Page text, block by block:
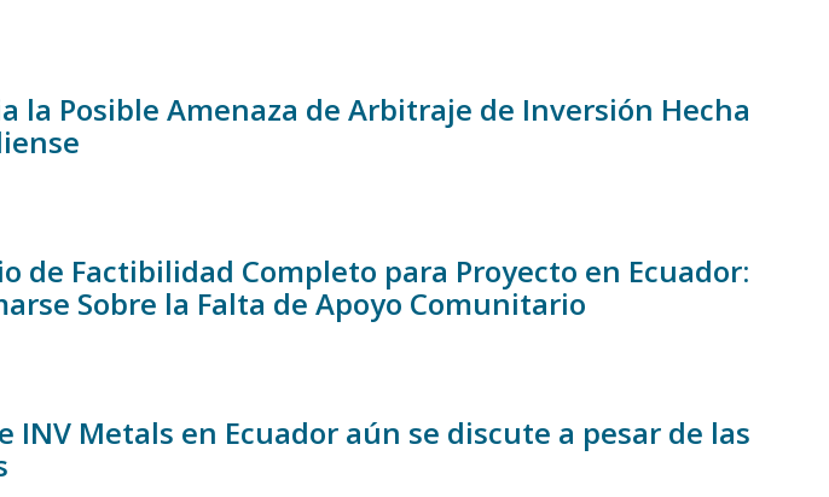
la Posible Amenaza de Arbitraje de Inversión Hecha
de Factibilidad Completo para Proyecto en Ecuador:
Sobre la Falta de Apoyo Comunitario
INV Metals en Ecuador aún se discute a pesar de las